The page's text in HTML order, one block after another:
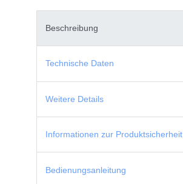
Beschreibung
Technische Daten
Weitere Details
Informationen zur Produktsicherheit
Bedienungsanleitung